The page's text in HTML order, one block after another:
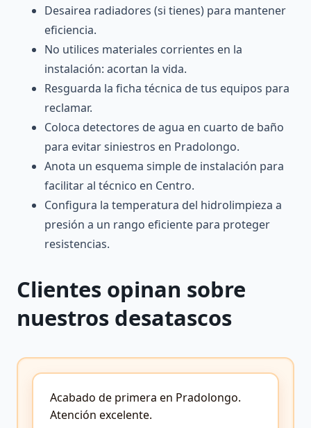
Desairea radiadores (si tienes) para mantener
eficiencia.
No utilices materiales corrientes en la
instalación: acortan la vida.
Resguarda la ficha técnica de tus equipos para
reclamar.
Coloca detectores de agua en cuarto de baño
para evitar siniestros en Pradolongo.
Anota un esquema simple de instalación para
facilitar al técnico en Centro.
Configura la temperatura del hidrolimpieza a
presión a un rango eficiente para proteger
resistencias.
Clientes opinan sobre
nuestros desatascos
Acabado de primera en Pradolongo.
Atención excelente.